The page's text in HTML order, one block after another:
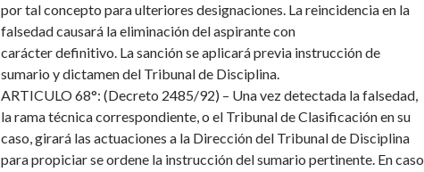
por tal concepto para ulteriores designaciones. La reincidencia en la
falsedad causará la eliminación del aspirante con
carácter definitivo. La sanción se aplicará previa instrucción de
sumario y dictamen del Tribunal de Disciplina.
ARTICULO 68°: (Decreto 2485/92) – Una vez detectada la falsedad,
la rama técnica correspondiente, o el Tribunal de Clasificación en su
caso, girará las actuaciones a la Dirección del Tribunal de Disciplina
para propiciar se ordene la instrucción del sumario pertinente. En caso